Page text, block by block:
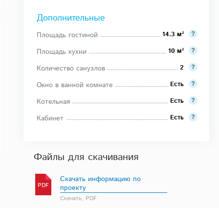
Дополнительные
Площадь гостиной 14.3 м²
Площадь кухни 10 м²
Количество санузлов 2
Окно в ванной комнате Есть
Котельная Есть
Кабинет Есть
Файлы для скачивания
PDF
Скачать информацию по
проекту
Скачать, PDF